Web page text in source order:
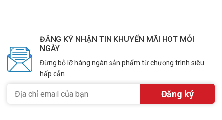
ĐĂNG KÝ NHẬN TIN KHUYẾN MÃI HOT MỖI
NGÀY
Đừng bỏ lỡ hàng ngàn sản phẩm từ chương trình siêu
hấp dẫn